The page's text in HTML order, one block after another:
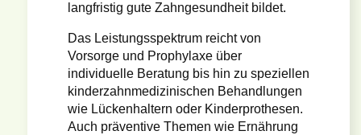
langfristig gute Zahngesundheit bildet.
Das Leistungsspektrum reicht von
Vorsorge und Prophylaxe über
individuelle Beratung bis hin zu speziellen
kinderzahnmedizinischen Behandlungen
wie Lückenhaltern oder Kinderprothesen.
Auch präventive Themen wie Ernährung